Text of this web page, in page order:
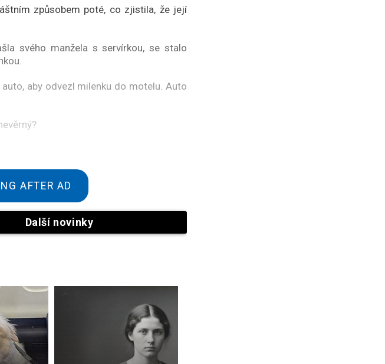
způsobem poté, co zjistila, že její
svého manžela s servírkou, se stalo
aby odvezl milenku do motelu. Auto
lidí reaguje špatně. Toto je příběh
motel.
že k nevěře došlo v motelu v Chapinero
AFTER AD
Další novinky